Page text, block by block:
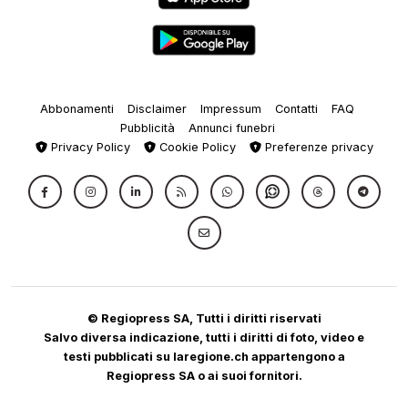
Abbonamenti Disclaimer Impressum Contatti
FAQ
Pubblicità
Annunci funebri
Privacy Policy
Cookie Policy Preferenze privacy
© Regiopress SA, Tutti i diritti riservati
Salvo diversa indicazione, tutti i diritti di foto, video e
testi pubblicati su laregione.ch appartengono a
Regiopress SA o ai suoi fornitori.